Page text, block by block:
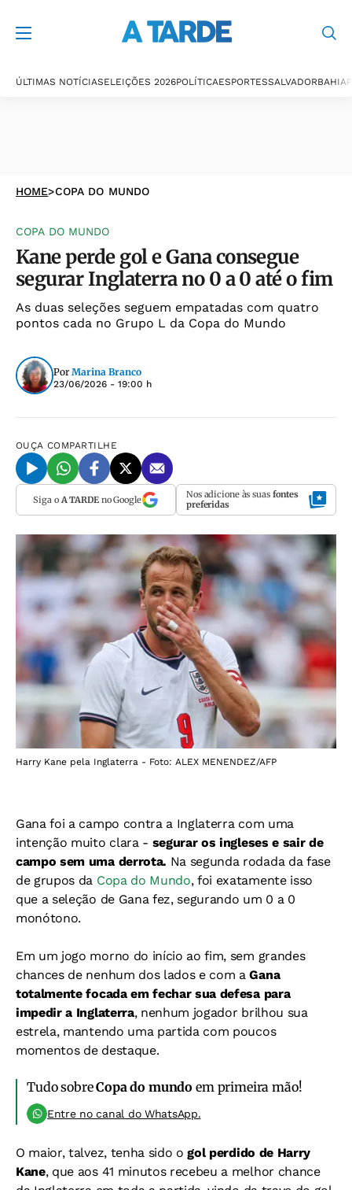
ÚLTIMAS NOTÍCIASELEIÇÕES 2026POLÍTICAESPORTESSALVADORBAHIA
HOME>COPA DO MUNDO
COPA DO MUNDO
Kane perde gol e Gana consegue
segurar Inglaterra no 0 a 0 até o fim
As duas seleções seguem empatadas com quatro
pontos cada no Grupo L da Copa do Mundo
Por Marina Branco
23/06/2026 - 19:00 h
OUÇA COMPARTILHE
Siga o A TARDEno Google Nos adicione às suas fontes
preferidas
Harry Kane pela Inglaterra - Foto: ALEX MENENDEZ/AFP
Gana foi a campo contra a Inglaterra com uma
intenção muito clara - segurar os ingleses e sair de
campo sem uma derrota. Na segunda rodada da fase
de grupos da Copa do Mundo, foi exatamente isso
que a seleção de Gana fez, segurando um 0 a 0
monótono.
Em um jogo morno do início ao fim, sem grandes
chances de nenhum dos lados e com aGana
totalmente focada em fechar sua defesa para
impedir a Inglaterra, nenhum jogador brilhou sua
estrela, mantendo uma partida com poucos
momentos de destaque.
Tudo sobreCopa do mundo em primeira mão!
Entre no canal do WhatsApp.
O maior, talvez, tenha sido ogol perdido de Harry
Kane, que aos 41 minutos recebeu a melhor chance